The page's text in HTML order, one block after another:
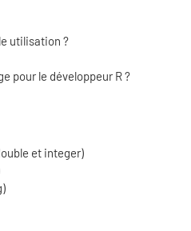
utilisation ?
pour le développeur R ?
et integer)